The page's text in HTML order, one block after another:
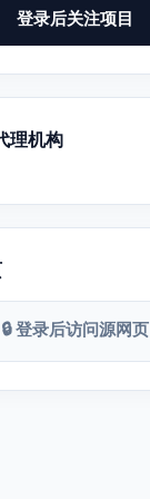
登录后关注项目
理机构
🔒 登录后访问源网页